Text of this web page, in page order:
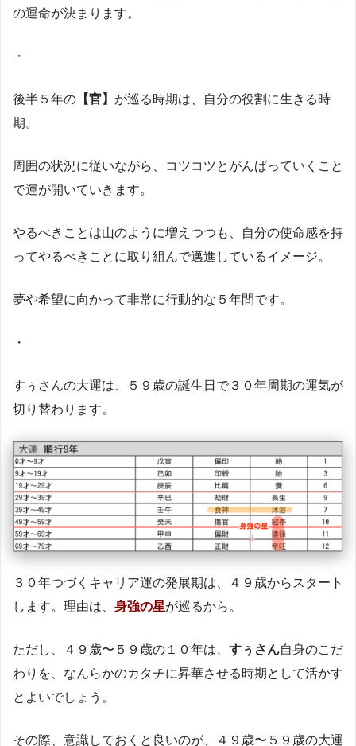
の運命が決まります。
・
後半５年の 【官】 が巡る時期は、自分の役割に生きる時
期。
周囲の状況に従いながら、コツコツとがんばっていくこと
で運が開いていきます。
やるべきことは山のように増えつつも、自分の使命感を持
ってやるべきことに取り組んで邁進しているイメージ。
夢や希望に向かって非常に行動的な５年間です。
・
すぅさんの大運は、５９歳の誕生日で３０年周期の運気が
切り替わります。
３０年つづくキャリア運の発展期は、４９歳からスタート
します。理由は、 身強の星が巡るから。
ただし、４９歳〜５９歳の１０年は、 すぅさん自身のこだ
わりを、なんらかのカタチに昇華させる時期として活かす
とよいでしょう。
その際、意識しておくと良いのが、４９歳〜５９歳の大運